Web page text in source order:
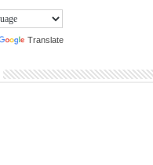
Translate